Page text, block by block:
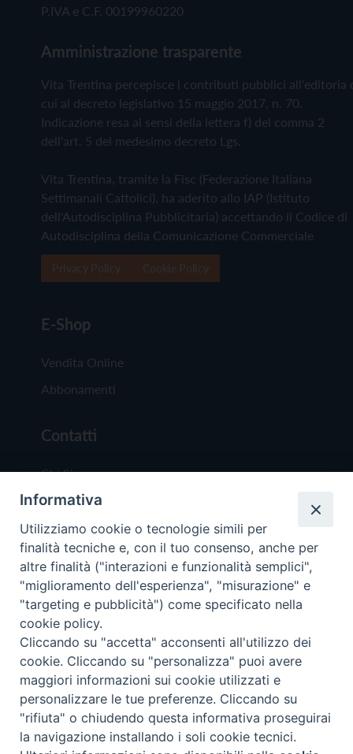
P.IVA e C.F. 00199960220
Amministrazione trasparente
Vita Trentina percepisce i contributi pubblici all'editoria
cui al decreto legislativo 15 maggio 2017, n. 70.
Indicazione resa ai sensi della lettera f) del comma 2
dell'art. 5 del medesimo decreto Lgs.
Vita Trentina, tramite la Fisc (Federazione Italiana
Settimanali Cattolici), ha aderito allo IAP (Istituto
dell'Autodisciplina Pubblicitaria) accettando il Codice di
Autodisciplina della Comunicazione Commerciale
E-Shop
Vendita Online
Abbonamenti
Contatti
Chi Siamo
Redazione
Scrivici
Copyright © 2019 - Tutti i diritti riservati - Vita
Trentina Editrice
Privacy Policy
Torna
Informativa
Utilizziamo cookie o tecnologie simili per
finalità tecniche e, con il tuo consenso, anche per
altre finalità ("interazioni e funzionalità semplici",
"miglioramento dell'esperienza", "misurazione" e
"targeting e pubblicità") come specificato nella
cookie policy.
Cliccando su "accetta" acconsenti all'utilizzo dei
cookie. Cliccando su "personalizza" puoi avere
maggiori informazioni sui cookie utilizzati e
personalizzare le tue preferenze. Cliccando su
"rifiuta" o chiudendo questa informativa proseguirai
la navigazione installando i soli cookie tecnici.